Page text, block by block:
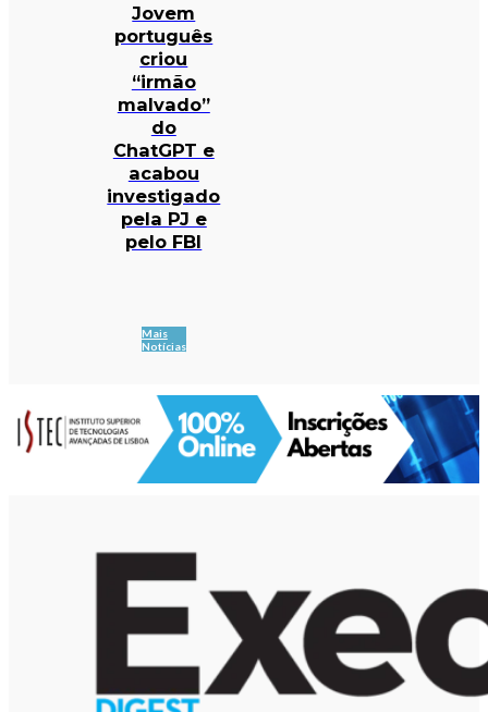
Jovem
português
criou
“irmão
malvado”
do
ChatGPT e
acabou
investigado
pela PJ e
pelo FBI
Mais
Notícias